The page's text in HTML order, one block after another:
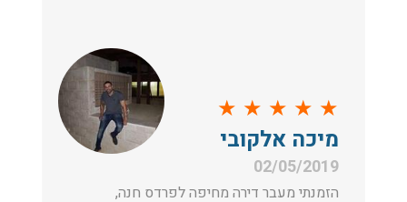
★
★
★
★
★
מיכה אלקובי
02/05/2019
הזמנתי מעבר דירה מחיפה לפרדס חנה,